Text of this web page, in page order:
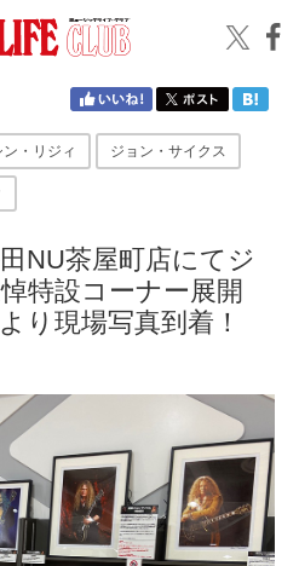
ン・リジィ ジョン・サイクス
NU茶屋町店にてジ
特設コーナー展開
り現場写真到着！